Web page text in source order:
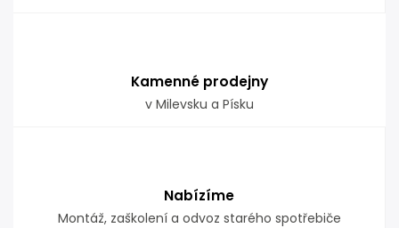
Kamenné prodejny
v Milevsku a Písku
Nabízíme
Montáž, zaškolení a odvoz starého spotřebiče